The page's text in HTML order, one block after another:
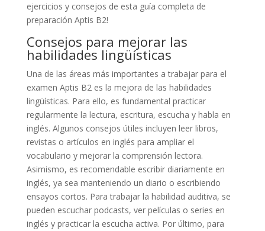
ejercicios y consejos de esta guía completa de
preparación Aptis B2!
Consejos para mejorar las
habilidades lingüísticas
Una de las áreas más importantes a trabajar para el
examen Aptis B2 es la mejora de las habilidades
lingüísticas. Para ello, es fundamental practicar
regularmente la lectura, escritura, escucha y habla en
inglés. Algunos consejos útiles incluyen leer libros,
revistas o artículos en inglés para ampliar el
vocabulario y mejorar la comprensión lectora.
Asimismo, es recomendable escribir diariamente en
inglés, ya sea manteniendo un diario o escribiendo
ensayos cortos. Para trabajar la habilidad auditiva, se
pueden escuchar podcasts, ver películas o series en
inglés y practicar la escucha activa. Por último, para